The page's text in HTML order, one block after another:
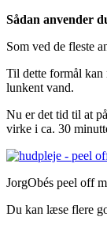
Sådan anvender
Som ved de fleste
Til dette formål kan
lunkent vand.
Nu er det tid til at
virke i ca. 30
JorgObés peel off
Du kan læse flere